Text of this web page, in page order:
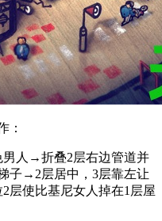
：
男人→折叠2层右边管道并
子→2层居中，3层靠左让
层使比基尼女人掉在1层屋